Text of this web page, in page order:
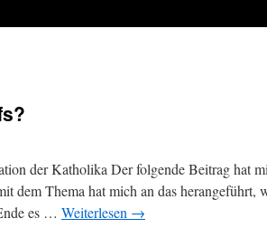
der Katholika Der folgende Beitrag hat
dem Thema hat mich an das herangeführt,
es … Weiterlesen →